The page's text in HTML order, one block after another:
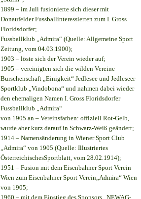
1899 – im Juli fusionierte sich dieser mit
Donaufelder Fussballinteressierten zum I. Gross
Floridsdorfer;
Fussballklub „Admira“ (Quelle: Allgemeine Sport
Zeitung, vom 04.03.1900);
1903 – löste sich der Verein wieder auf;
1905 – vereinigten sich die wilden Vereine
Burschenschaft „Einigkeit“ Jedlesee und Jedleseer
Sportklub „Vindobona“ und nahmen dabei wieder
den ehemaligen Namen I. Gross Floridsdorfer
Fussballklub „Admira“
von 1905 an – Vereinsfarben: offiziell Rot-Gelb,
wurde aber kurz darauf in Schwarz-Weiß geändert;
1914 – Namensänderung in Wiener Sport Club
„Admira“ von 1905 (Quelle: Illustriertes
ÖsterreichischesSportblatt, vom 28.02.1914);
1951 – Fusion mit dem Eisenbahner Sport Verein
Wien zum Eisenbahner Sport Verein„Admira“ Wien
von 1905;
1960 – mit dem Einstieg des Sponsors „NEWAG-